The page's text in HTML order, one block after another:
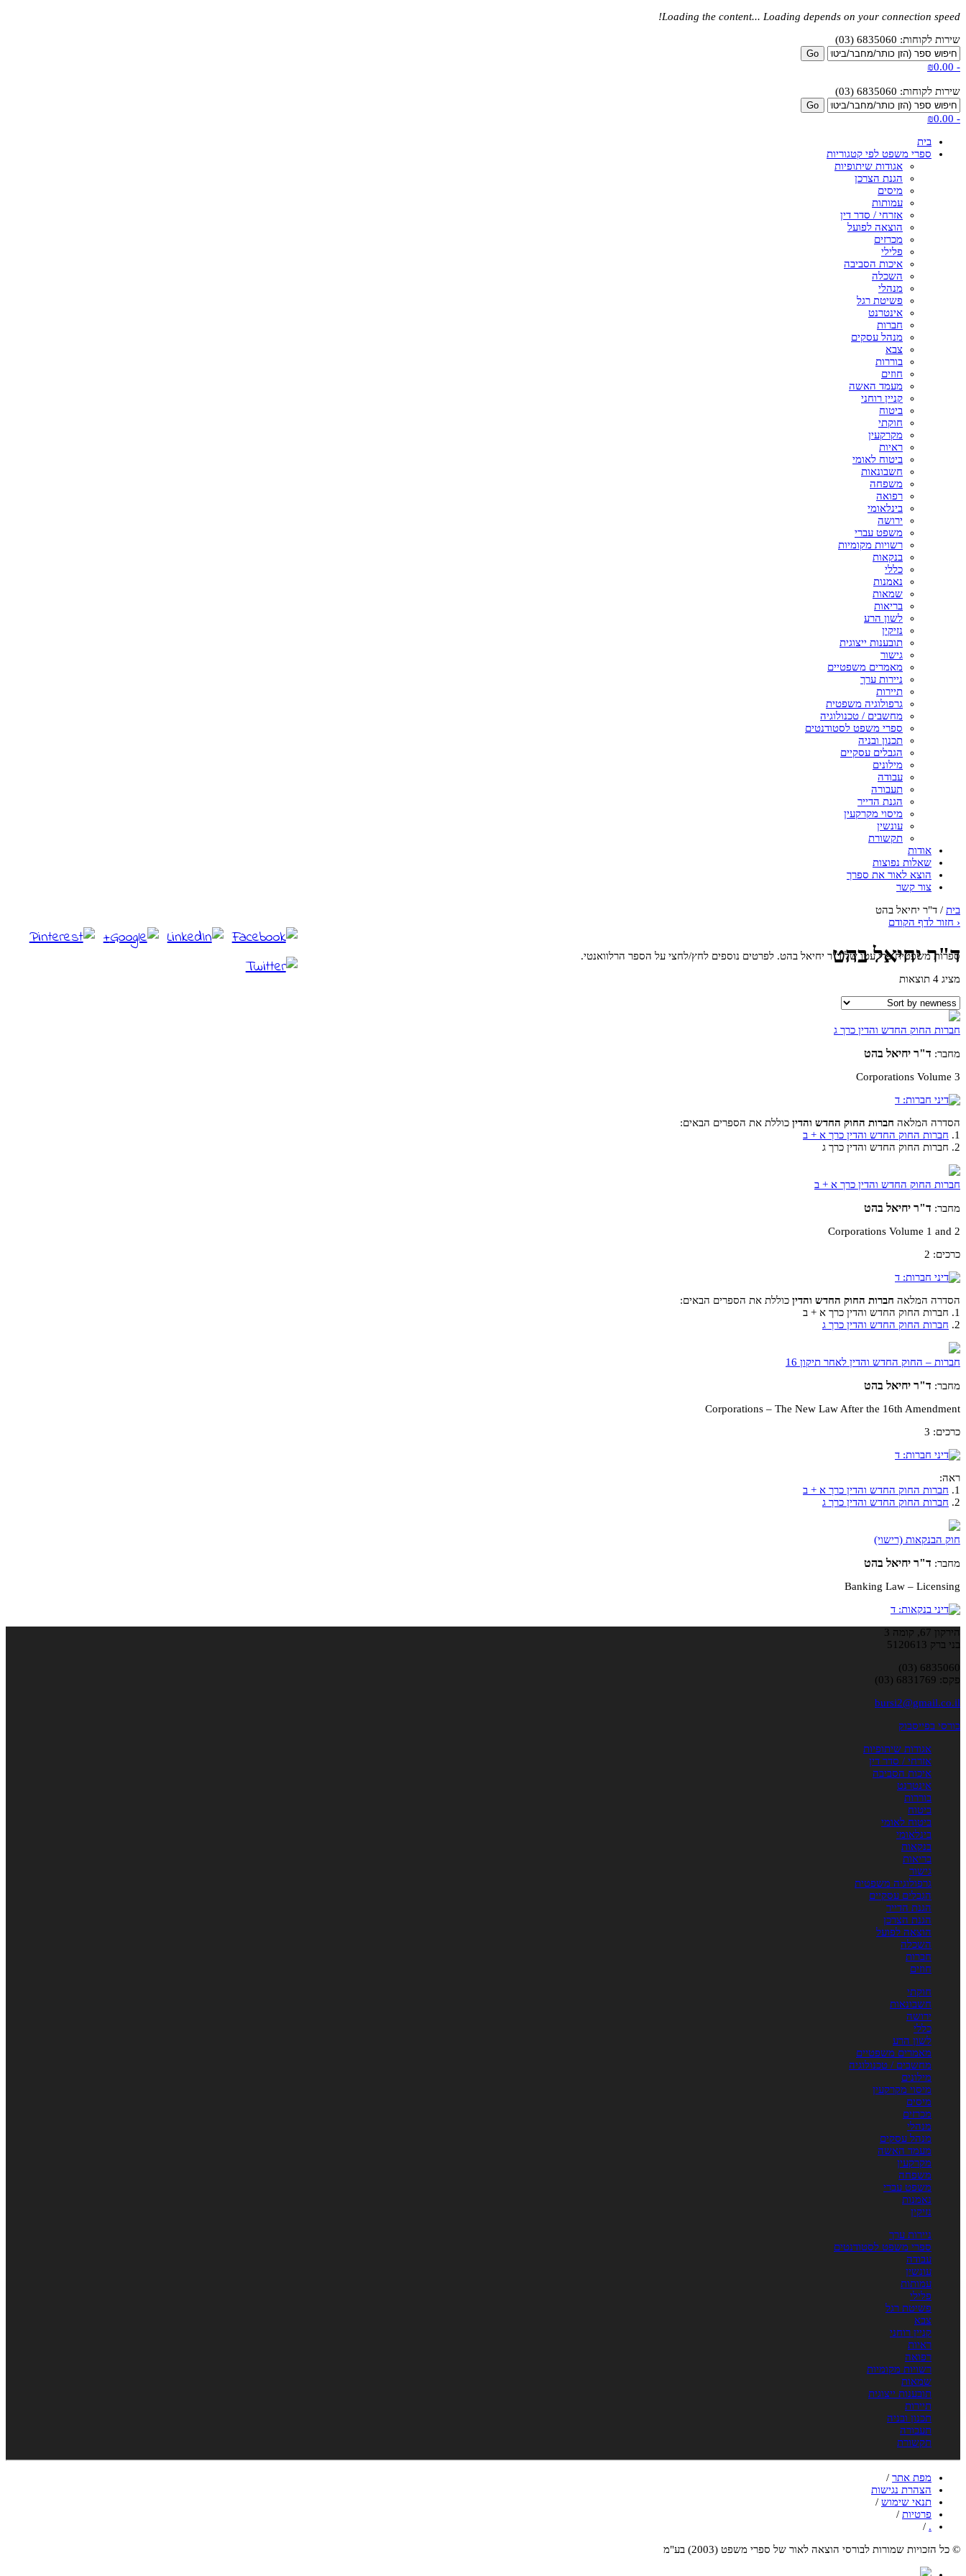
Loading the content... Loading depends on your connection speed!
שירות לקוחות: 6835060 (03)
-
₪0.00
שירות לקוחות: 6835060 (03)
-
₪0.00
בית
ספרי משפט לפי קטגוריות
אגודות שיתופיות
הגנת הצרכן
מיסים
עמותות
אזרחי / סדר דין
הוצאה לפועל
מכרזים
פלילי
איכות הסביבה
השכלה
מנהלי
פשיטת רגל
אינטרנט
חברות
מנהל עסקים
צבא
בוררות
חוזים
מעמד האשה
קניין רוחני
ביטוח
חוקתי
מקרקעין
ראיות
ביטוח לאומי
חשבונאות
משפחה
רפואה
בינלאומי
ירושה
משפט עברי
רשויות מקומיות
בנקאות
כללי
נאמנות
שמאות
בריאות
לשון הרע
נזיקין
תובענות ייצוגית
גישור
מאמרים משפטיים
ניירות ערך
תיירות
גרפולוגיה משפטית
מחשבים / טכנולוגיה
ספרי משפט לסטודנטים
תכנון ובניה
הגבלים עסקיים
מילונים
עבודה
תעבורה
הגנת הדייר
מיסוי מקרקעין
עונשין
תקשורת
אודות
שאלות נפוצות
הוצא לאור את ספרך
צור קשר
בית / ד"ר יחיאל בהט
‹ חזור לדף הקודם
ד"ר יחיאל בהט
ספרות משפטית פרי עטו של ד"ר יחיאל בהט. לפרטים נוספים לחץ/לחצי על הספר הרלוואנטי.
מציג 4 תוצאות
חברות החוק החדש והדין כרך ג
מחבר: ד"ר יחיאל בהט
Corporations Volume 3
הסדרה המלאה חברות החוק החדש והדין כוללת את הספרים הבאים:
1.
חברות החוק החדש והדין כרך א + ב
2. חברות החוק החדש והדין כרך ג
חברות החוק החדש והדין כרך א + ב
מחבר: ד"ר יחיאל בהט
Corporations Volume 1 and 2
כרכים: 2
הסדרה המלאה חברות החוק החדש והדין כוללת את הספרים הבאים:
1. חברות החוק החדש והדין כרך א + ב
2.
חברות החוק החדש והדין כרך ג
חברות – החוק החדש והדין לאחר תיקון 16
מחבר: ד"ר יחיאל בהט
Corporations – The New Law After the 16th Amendment
כרכים: 3
ראה:
1.
חברות החוק החדש והדין כרך א + ב
2.
חברות החוק החדש והדין כרך ג
חוק הבנקאות (רישוי)
מחבר: ד"ר יחיאל בהט
Banking Law – Licensing
הירקון 67, קומה 3
בני ברק 5120613
6835060 (03)
פקס: 6831769 (03)
bursi2@gmail.co.il
בורסי בפייסבוק
אגודות שיתופיות
אזרחי / סדר דין
איכות הסביבה
אינטרנט
בוררות
ביטוח
ביטוח לאומי
בינלאומי
בנקאות
בריאות
גישור
גרפולוגיה משפטית
הגבלים עסקיים
הגנת הדייר
הגנת הצרכן
הוצאה לפועל
השכלה
חברות
חוזים
חוקתי
חשבונאות
ירושה
כללי
לשון הרע
מאמרים משפטיים
מחשבים / טכנולוגיה
מילונים
מיסוי מקרקעין
מיסים
מכרזים
מנהלי
מנהל עסקים
מעמד האשה
מקרקעין
משפחה
משפט עברי
נאמנות
נזיקין
ניירות ערך
ספרי משפט לסטודנטים
עבודה
עונשין
עמותות
פלילי
פשיטת רגל
צבא
קניין רוחני
ראיות
רפואה
רשויות מקומיות
שמאות
תובענות ייצוגית
תיירות
תכנון ובניה
תעבורה
תקשורת
מפת אתר /
הצהרת נגישות
תנאי שימוש /
פרטיות /
.
/
© כל הזכויות שמורות לבורסי הוצאה לאור של ספרי משפט (2003) בע"מ